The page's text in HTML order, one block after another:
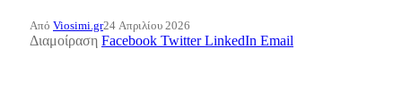
Από Viosimi.gr24 Απριλίου 2026
Διαμοίραση Facebook Twitter LinkedIn Email